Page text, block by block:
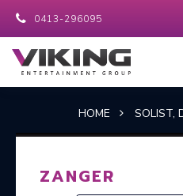
0413-296095
HOME SOLIST,
ZANGER